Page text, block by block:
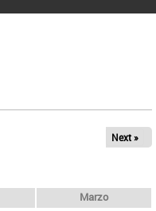
Next »
Marzo